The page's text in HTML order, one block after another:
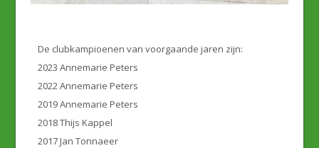
De clubkampioenen van voorgaande jaren zijn:
2023 Annemarie Peters
2022 Annemarie Peters
2019 Annemarie Peters
2018 Thijs Kappel
2017 Jan Tonnaeer